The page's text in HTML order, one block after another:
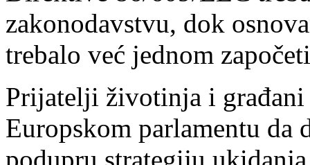
zakonodavstvu, dok
trebalo već jednom
Prijatelji životinja i građani
Europskom parlamentu da
podupru strategiju